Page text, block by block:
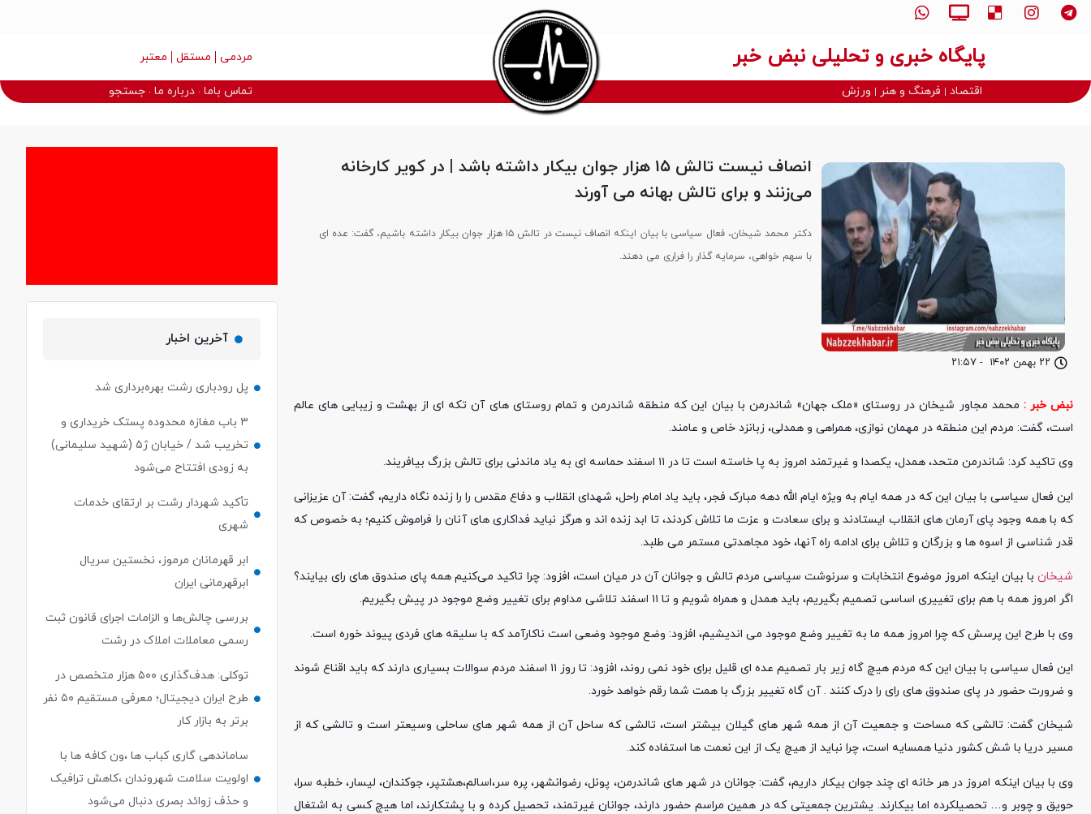
پایگاه خبری و تحلیلی نبض خبر مردمی مستقل معتبر
اقتصاد فرهنگ و هنر ورزش تماس باما درباره ما جستجو
۲۲ بهمن ۱۴۰۲ - ۲۱:۵۷
انصاف نیست تالش ۱۵ هزار جوان بیکار داشته باشد | در کویر کارخانه
می‌زنند و برای تالش بهانه می آورند
دکتر محمد شیخان، فعال سیاسی با بیان اینکه انصاف نیست در تالش ۱۵ هزار جوان بیکار داشته باشیم، گفت: عده ای
با سهم خواهی، سرمایه گذار را فراری می دهند.
نبض خبر : محمد مجاور شیخان در روستای «ملک جهان» شاندرمن با بیان این که منطقه شاندرمن و تمام روستای های آن تکه ای از بهشت و زیبایی های عالم
است، گفت: مردم این منطقه در مهمان نوازی، همراهی و‌ همدلی، زبانزد خاص و عامند.
وی تاکید کرد: شاندرمن متحد، همدل، یکصدا و غیرتمند امروز به پا خاسته است تا در ۱۱ اسفند حماسه ای به یاد ماندنی برای تالش بزرگ بیافریند.
این فعال سیاسی با بیان این که در همه ایام به ویژه ایام الله دهه مبارک فجر، باید یاد امام راحل، شهدای انقلاب و دفاع مقدس را را زنده نگاه داریم، گفت: آن عزیزانی
که با همه وجود پای آرمان های انقلاب ایستادند و برای سعادت و عزت ما تلاش کردند، تا ابد زنده اند و هرگز نباید فداکاری های آنان را فراموش کنیم؛ به خصوص که
قدر شناسی از اسوه ها و بزرگان و تلاش برای ادامه راه آنها، خود مجاهدتی مستمر می طلبد.
شیخان با بیان اینکه امروز موضوع انتخابات و سرنوشت سیاسی مردم تالش و جوانان آن در میان است، افزود: چرا تاکید می‌کنیم همه پای صندوق های رای بیایند؟
اگر امروز همه با هم برای تغییری اساسی تصمیم بگیریم، باید همدل و همراه شویم و تا ۱۱ اسفند تلاشی مداوم برای تغییر وضع موجود در پیش بگیریم.
وی با طرح این پرسش که چرا امروز همه ما به تغییر وضع موجود می اندیشیم، افزود: وضع موجود وضعی است ناکارآمد که با سلیقه های فردی پیوند خوره است.
این فعال سیاسی با بیان این که مردم هیچ گاه زیر بار تصمیم عده ای قلیل برای خود نمی روند، افزود: تا روز ۱۱ اسفند مردم سوالات بسیاری دارند که باید اقناع شوند
و ضرورت حضور در پای صندوق های رای را درک کنند . آن گاه تغییر بزرگ با همت شما رقم خواهد خورد.
شیخان گفت: تالشی که مساحت و جمعیت آن از همه شهر های گیلان بیشتر است، تالشی که ساحل آن از همه شهر های ساحلی وسیعتر است و تالشی که از
مسیر دریا با شش کشور دنیا همسایه است، چرا نباید از هیچ یک از این نعمت ها استفاده کند.
وی با بیان اینکه امروز در هر خانه ای چند جوان بیکار داریم، گفت: جوانان در شهر های شاندرمن، پونل، رضوانشهر، پره سر،اسالم،هشتپر، جوکندان، لیسار، خطبه سرا،
حویق و چوبر و… تحصیلکرده اما بیکارند. یشترین جمعیتی که در همین مراسم حضور دارند، جوانان غیرتمند، تحصیل کرده و با پشتکارند، اما هیچ کسی به اشتغال
آخرین اخبار
پل رودباری رشت بهره‌برداری شد
۳ باب مغازه محدوده پستک خریداری و
تخریب شد / خیابان ژ۵ (شهید سلیمانی)
به زودی افتتاح می‌شود
تأکید شهردار رشت بر ارتقای خدمات
شهری
ابر قهرمانان مرموز، نخستین سریال
ابرقهرمانی ایران
بررسی چالش‌ها و الزامات اجرای قانون ثبت
رسمی معاملات املاک در رشت
توکلی: هدف‌گذاری ۵۰۰ هزار متخصص در
طرح ایران دیجیتال؛ معرفی مستقیم ۵۰ نفر
برتر به بازار کار
ساماندهی گاری کباب ها ،ون کافه ها با
اولویت سلامت شهروندان ،کاهش ترافیک
و حذف زوائد بصری دنبال می‌شود